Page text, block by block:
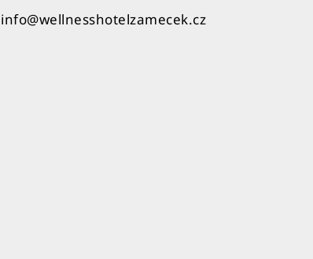
info@wellnesshotelzamecek.cz